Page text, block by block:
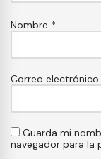
Nombre *
Correo electrónico
Guarda mi
navegador para la